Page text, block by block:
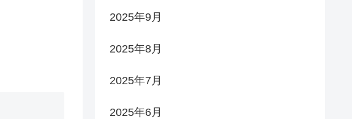
2025年9月
2025年8月
2025年7月
2025年6月